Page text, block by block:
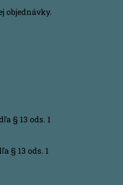
objednávky.
§ 13 ods. 1
§ 13 ods. 1